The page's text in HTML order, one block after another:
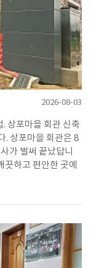
2026-08-03
상포마을 회관 신축
. 상포마을 회관은 8
가 벌써 끝났답니
하고 편안한 곳에